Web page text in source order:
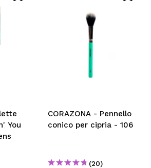
un video o una foto
essere il primo. Immaginalo...
questo acquisto? Si
You
CORAZONA - Pennello
conico per cipria - 106
(20)